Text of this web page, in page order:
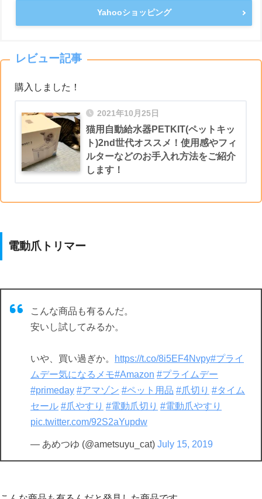
Yahooショッピング
レビュー記事
購入しました！
2021年10月25日
猫用自動給水器PETKIT(ペットキッ
ト)2nd世代オススメ！使用感やフィ
ルターなどのお手入れ方法をご紹介
します！
電動爪トリマー
こんな商品も有るんだ。
安いし試してみるか。
いや、買い過ぎか。 https://t.co/8i5EF4Nvpy#プライ
ムデー気になるメモ#Amazon #プライムデー
#primeday #アマゾン #ペット用品 #爪切り #タイム
セール #爪やすり #電動爪切り #電動爪やすり
pic.twitter.com/92S2aYupdw
— あめつゆ (@ametsuyu_cat) July 15, 2019